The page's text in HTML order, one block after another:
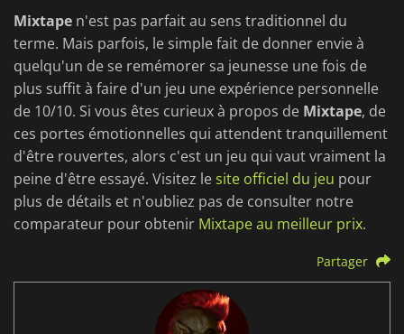
Mixtape n'est pas parfait au sens traditionnel du
terme. Mais parfois, le simple fait de donner envie à
quelqu'un de se remémorer sa jeunesse une fois de
plus suffit à faire d'un jeu une expérience personnelle
de 10/10. Si vous êtes curieux à propos de Mixtape, de
ces portes émotionnelles qui attendent tranquillement
d'être rouvertes, alors c'est un jeu qui vaut vraiment la
peine d'être essayé. Visitez lesite officiel du jeu pour
plus de détails et n'oubliez pas de consulter notre
comparateur pour obtenir Mixtape au meilleur prix.
Partager